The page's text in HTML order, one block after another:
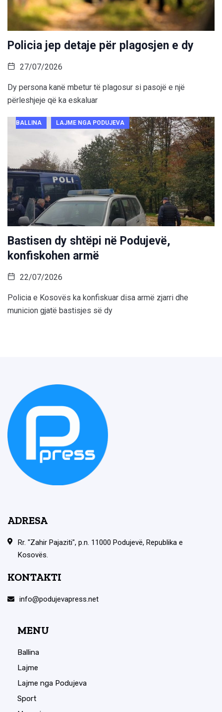
Policia jep detaje për plagosjen e dy
27/07/2026
Dy persona kanë mbetur të plagosur si pasojë e një
përleshjeje që ka eskaluar
BALLINA LAJME NGA PODUJEVA
Bastisen dy shtëpi në Podujevë,
konfiskohen armë
22/07/2026
Policia e Kosovës ka konfiskuar disa armë zjarri dhe
municion gjatë bastisjes së dy
ADRESA
Rr. "Zahir Pajaziti", p.n. 11000 Podujevë, Republika e
Kosovës.
KONTAKTI
info@podujevapress.net
MENU
Ballina
Lajme
Lajme nga Podujeva
Sport